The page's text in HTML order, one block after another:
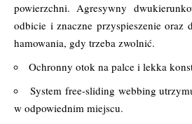
powierzchni. Agresywny
odbicie i znaczne przyspieszenie oraz
hamowania, gdy trzeba zwolnić.
Ochronny otok na palce i lekka
System free-sliding webbing
w odpowiednim miejscu.